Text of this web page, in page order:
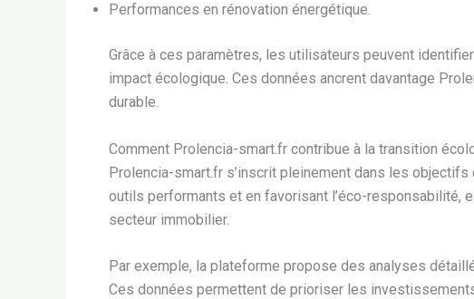
Performances en rénovation énergétique.
Grâce à ces paramètres, les utilisateurs peuvent
impact écologique. Ces données ancrent davantage
durable.
Comment Prolencia-smart.fr contribue à la transition
Prolencia-smart.fr s’inscrit pleinement dans les
outils performants et en favorisant l’éco-responsabilité,
secteur immobilier.
Par exemple, la plateforme propose des analyses
Ces données permettent de prioriser les